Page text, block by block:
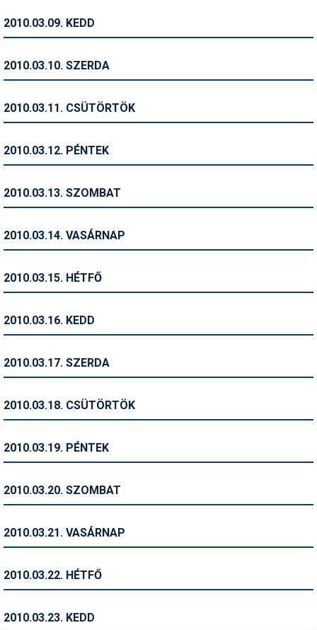
Pályázatok
Síbérletárak
Sífelszerelés
Símánia
Síszerviz
Snowboard
Szakértők
Telemark
2010.03.09. KEDD
2010.03.10. SZERDA
2010.03.11. CSÜTÖRTÖK
2010.03.12. PÉNTEK
2010.03.13. SZOMBAT
2010.03.14. VASÁRNAP
2010.03.15. HÉTFŐ
2010.03.16. KEDD
2010.03.17. SZERDA
2010.03.18. CSÜTÖRTÖK
2010.03.19. PÉNTEK
2010.03.20. SZOMBAT
2010.03.21. VASÁRNAP
2010.03.22. HÉTFŐ
2010.03.23. KEDD